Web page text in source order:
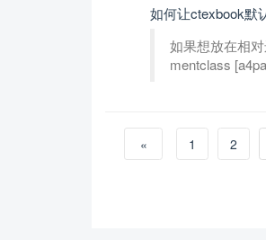
如何让ctexbook默
如果想放在相
mentclass
« 1 2